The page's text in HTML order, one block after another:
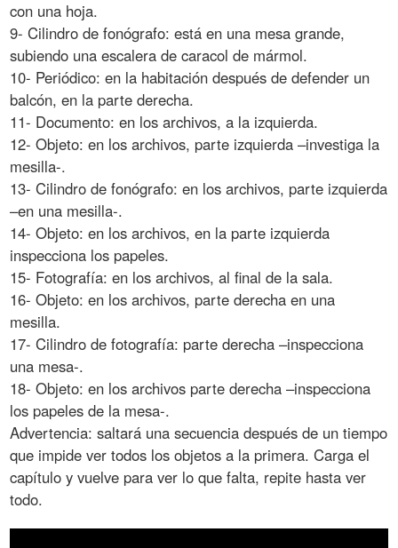
con una hoja.
9- Cilindro de fonógrafo: está en una mesa grande,
subiendo una escalera de caracol de mármol.
10- Periódico: en la habitación después de defender un
balcón, en la parte derecha.
11- Documento: en los archivos, a la izquierda.
12- Objeto: en los archivos, parte izquierda –investiga la
mesilla-.
13- Cilindro de fonógrafo: en los archivos, parte izquierda
–en una mesilla-.
14- Objeto: en los archivos, en la parte izquierda
inspecciona los papeles.
15- Fotografía: en los archivos, al final de la sala.
16- Objeto: en los archivos, parte derecha en una
mesilla.
17- Cilindro de fotografía: parte derecha –inspecciona
una mesa-.
18- Objeto: en los archivos parte derecha –inspecciona
los papeles de la mesa-.
Advertencia: saltará una secuencia después de un tiempo
que impide ver todos los objetos a la primera. Carga el
capítulo y vuelve para ver lo que falta, repite hasta ver
todo.